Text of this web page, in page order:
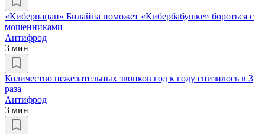
«Киберпацан» Билайна поможет «Кибербабушке» бороться с
мошенниками
Антифрод
3 мин
Количество нежелательных звонков год к году снизилось в 3
раза
Антифрод
3 мин